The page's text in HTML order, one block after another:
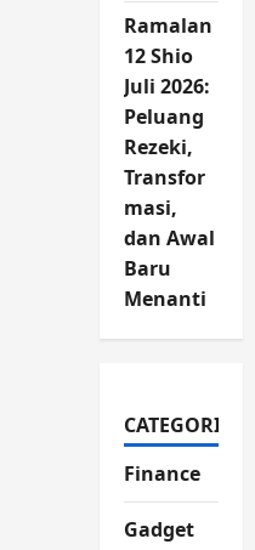
Ramalan
12 Shio
Juli 2026:
Peluang
Rezeki,
Transfor
masi,
dan Awal
Baru
Menanti
CATEGORIES
Finance
Gadget